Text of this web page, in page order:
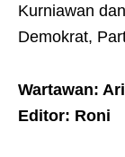
Kurniawan
Demokrat,
Wartawan: Ari
Editor: Roni